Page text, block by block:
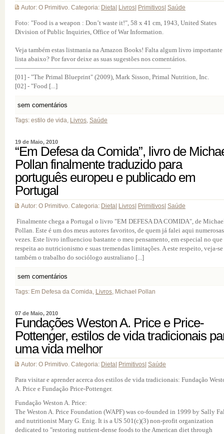
Autor: O Primitivo. Categoria: Dieta Livros Primitivos Saúde
Foto: "Food is a weapon : Don’t waste it!", 58 x 41 cm, 1943, United States
Division of Public Inquiries, Office of War Information.
Veja também estas listmania na Amazon Books! Falta algum livro importante
lista abaixo? Por favor deixe as suas sugestões nos comentários.
————————————————————————
[01] - "The Primal Blueprint" (2009), Mark Sisson, Primal Nutrition, Inc.
[02] - "Food [...]
sem comentários
Tags: estilo de vida, Livros, Saúde
19 de Maio, 2010
“Em Defesa da Comida”, livro de
Pollan finalmente traduzido para
português europeu e publicado em
Portugal
Autor: O Primitivo. Categoria: Dieta Livros Primitivos Saúde
Finalmente chega a Portugal o livro "EM DEFESA DA COMIDA", de
Pollan. Este é um dos meus autores favoritos, de quem já falei aqui numerosas
vezes. Este livro influenciou bastante o meu pensamento, em especial no que
respeita ao nutricionismo e suas tremendas limitações. A este respeito, veja-se
também o trabalho do sociólogo australiano [...]
sem comentários
Tags: Em Defesa da Comida, Livros, Michael Pollan
07 de Maio, 2010
Fundações Weston A. Price e Price-
Pottenger, estilos de vida tradicionais
uma vida melhor
Autor: O Primitivo. Categoria: Dieta Primitivos Saúde
Para visitar e aprender acerca dos estilos de vida tradicionais: Fundação
A. Price e Fundação Price-Pottenger.
Fundação Weston A. Price:
The Weston A. Price Foundation (WAPF) was co-founded in 1999 by Sally
and nutritionist Mary G. Enig. It is a US 501(c)(3) non-profit organization
dedicated to "restoring nutrient-dense foods to the American diet through